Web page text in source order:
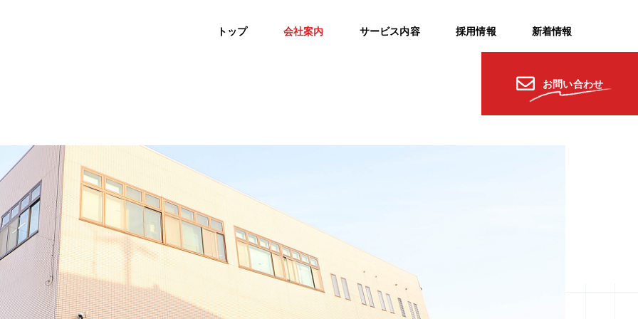
トップ 会社案内 サービス内容 採用情報 新着情報
お問い合わせ